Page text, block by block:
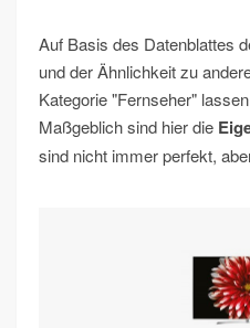
Auf Basis des Datenblattes
und der Ähnlichkeit zu
Kategorie "Fernseher"
Maßgeblich sind hier die
sind nicht immer perfekt,